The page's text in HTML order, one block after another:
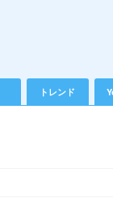
トレンド